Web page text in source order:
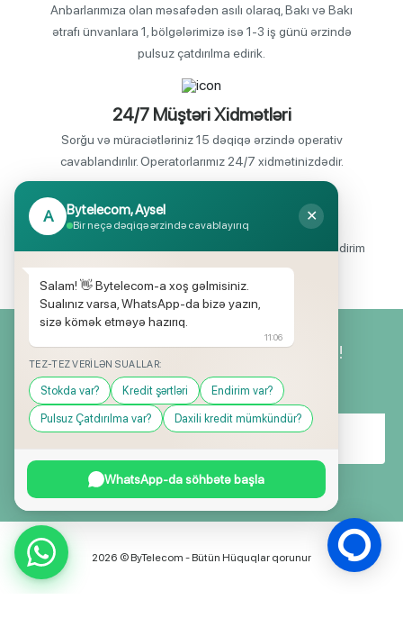
Anbarlarımıza olan məsafədən asılı olaraq, Bakı və Bakı
ətrafı ünvanlara 1, bölgələrimizə isə 1-3 iş günü ərzində
pulsuz çatdırılma edirik.
24/7 Müştəri Xidmətləri
Sorğu və müraciətləriniz 15 dəqiqə ərzində operativ
cavablandırılır. Operatorlarımız 24/7 xidmətinizdədir.
Endirimli məhsul seçimi
Mağazalarımızda mütəmadi olaraq, yüksək məbləğli endirim
və hədiyyə kampaniyaları keçirilir.
Yeniliklərimizdən ilk siz xəbərdar olun!
2026 © ByTelecom - Bütün Hüquqlar qorunur
A Bytelecom, Aysel
Bir neçə dəqiqə ərzində cavablayırıq
✕
Salam! 👋 Bytelecom-a xoş gəlmisiniz.
Sualınız varsa, WhatsApp-da bizə yazın,
sizə kömək etməyə hazırıq.
11:06
TEZ-TEZ VERILƏN SUALLAR:
Stokda var? Kredit şərtləri Endirim var?
Pulsuz Çatdırılma var? Daxili kredit mümkündür?
WhatsApp-da söhbətə başla